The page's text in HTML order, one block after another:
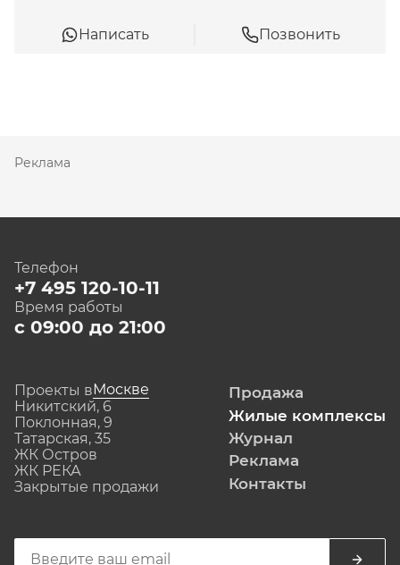
Написать Позвонить
Реклама
Телефон
+7 495 120-10-11
Время работы
с 09:00 до 21:00
Проекты вМоскве
Никитский, 6
Поклонная, 9
Татарская, 35
ЖК Остров
ЖК РЕКА
Закрытые продажи
Продажа
Жилые комплексы
Журнал
Реклама
Контакты